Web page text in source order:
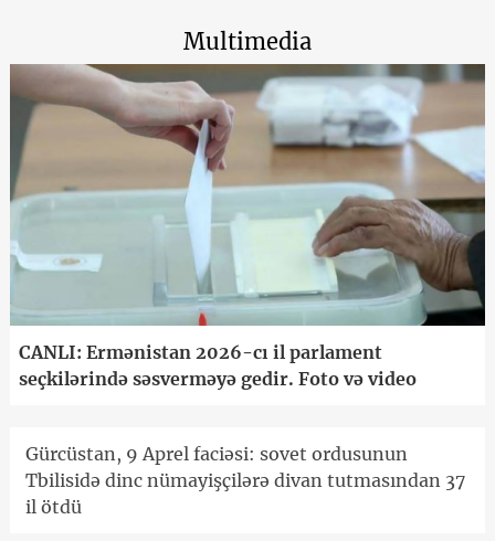
Multimedia
CANLI: Ermənistan 2026-cı il parlament
seçkilərində səsverməyə gedir. Foto və video
Gürcüstan, 9 Aprel faciəsi: sovet ordusunun
Tbilisidə dinc nümayişçilərə divan tutmasından 37
il ötdü